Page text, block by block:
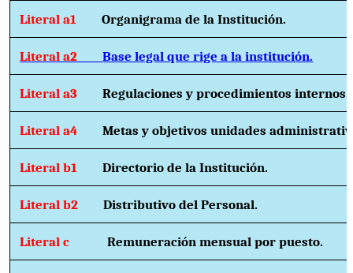
Literal a1Organigrama de la Institución.
Literal a2Base legal que rige a la institución.
Literal a3Regulaciones y procedimientos internos.
Literal a4Metas y objetivos unidades
Literal b1Directorio de la Institución.
Literal b2Distributivo del Personal.
Literal c Remuneración mensual por puesto.